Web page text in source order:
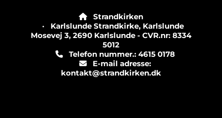

Strandkirken
· Karlslunde Strandkirke, Karlslunde
Mosevej 3, 2690 Karlslunde - CVR.nr: 8334
5012
Telefon nummer.: 4615 0178
E-mail adresse:
kontakt@strandkirken.dk